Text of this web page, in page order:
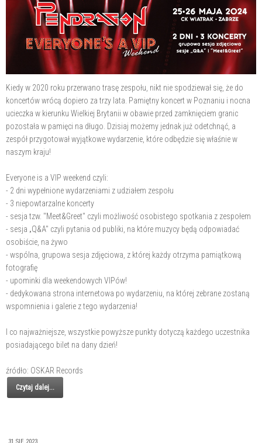
Kiedy w 2020 roku przerwano trasę zespołu, nikt nie spodziewał się, że do
koncertów wrócą dopiero za trzy lata. Pamiętny koncert w Poznaniu i nocna
ucieczka w kierunku Wielkiej Brytanii w obawie przed zamknięciem granic
pozostała w pamięci na długo. Dzisiaj możemy jednak już odetchnąć, a
zespół przygotował wyjątkowe wydarzenie, które odbędzie się właśnie w
naszym kraju!
Everyone is a VIP weekend czyli:
- 2 dni wypełnione wydarzeniami z udziałem zespołu
- 3 niepowtarzalne koncerty
- sesja tzw. "Meet&Greet" czyli możliwość osobistego spotkania z zespołem
- sesja „Q&A" czyli pytania od publiki, na które muzycy będą odpowiadać
osobiście, na żywo
- wspólna, grupowa sesja zdjęciowa, z której każdy otrzyma pamiątkową
fotografię
- upominki dla weekendowych VIPów!
- dedykowana strona internetowa po wydarzeniu, na której zebrane zostaną
wspomnienia i galerie z tego wydarzenia!
I co najważniejsze, wszystkie powyższe punkty dotyczą każdego uczestnika
posiadającego bilet na dany dzień!
źródło: OSKAR Records
Czytaj dalej...